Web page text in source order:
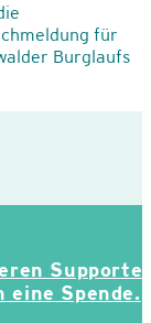
für
Burglaufs
eine Spende.